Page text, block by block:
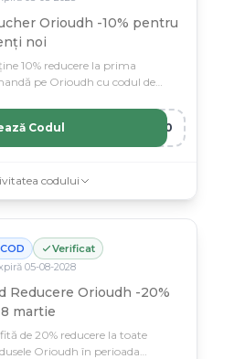
Orioudh -10% pentru
noi
10% reducere la prima
pe Orioudh cu codul de
E10
Codul
codului
COD
Verificat
05-08-2028
Reducere Orioudh -20%
martie
de 20% reducere la toate
Orioudh în perioada